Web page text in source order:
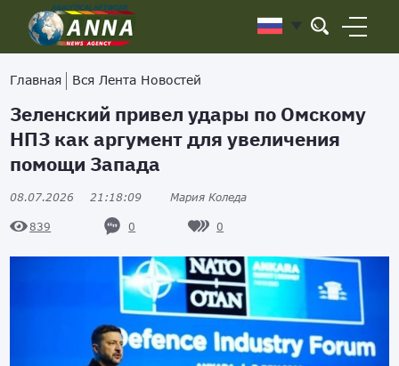
Главная Вся Лента Новостей
Зеленский привел удары по Омскому
НПЗ как аргумент для увеличения
помощи Запада
08.07.2026 21:18:09 Мария Коледа
839 0 0